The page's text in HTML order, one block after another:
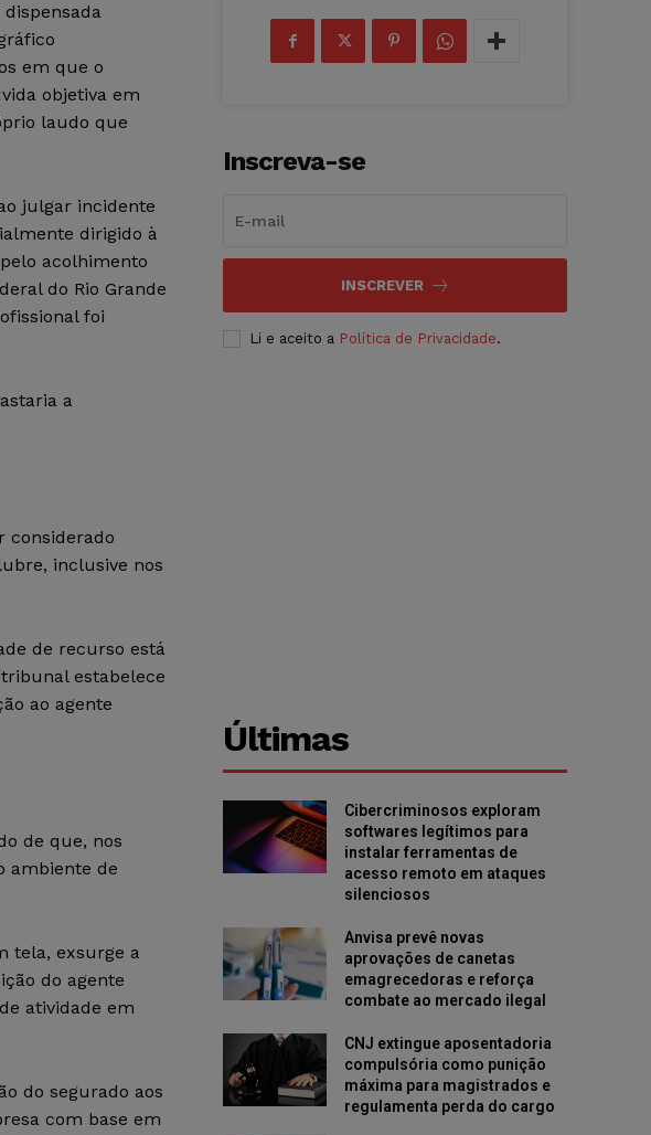
em que o
objetiva em
laudo que
julgar incidente
dirigido à
acolhimento
do Rio Grande
foi
a
considerado
inclusive nos
de recurso está
estabelece
ao agente
de que, nos
ambiente de
tela, exsurge a
do agente
atividade em
do segurado aos
com base em
Inscreva-se
INSCREVER
Li e aceito a Política de Privacidade.
Últimas
Cibercriminosos exploram
softwares legítimos para
instalar ferramentas de
acesso remoto em ataques
silenciosos
Anvisa prevê novas
aprovações de canetas
emagrecedoras e reforça
combate ao mercado ilegal
CNJ extingue aposentadoria
compulsória como punição
máxima para magistrados e
regulamenta perda do cargo